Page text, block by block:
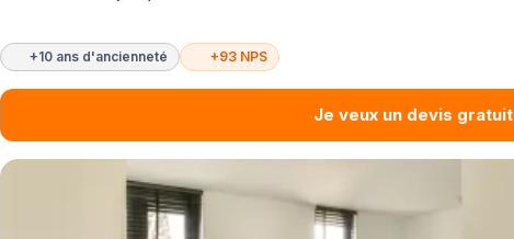
+10 ans d'ancienneté +93 NPS
Je veux un devis gratuit